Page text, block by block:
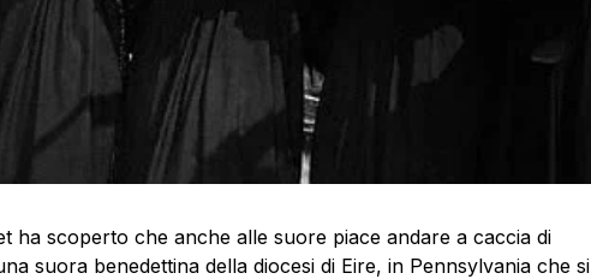
ha scoperto che anche alle suore piace andare a caccia di
suora benedettina della diocesi di Eire, in Pennsylvania che si